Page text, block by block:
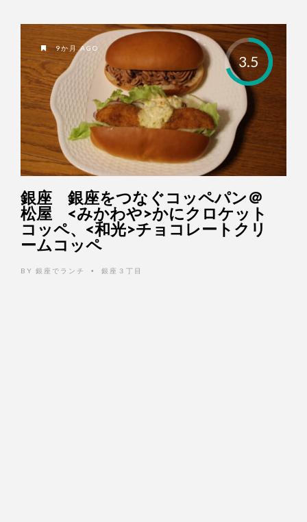
3.5
9か月 AGO
銀座 銀座をつなぐコッペパン＠
松屋 <みかわや>かにクロケット
コッペ、<和光>チョコレートクリ
ームコッペ
BY 銀座でランチ • 銀座３丁目